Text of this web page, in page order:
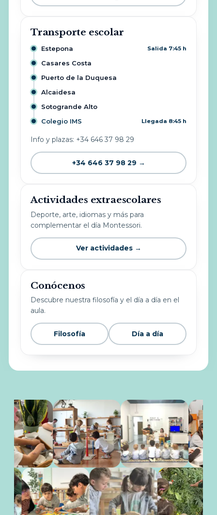
Transporte escolar
Estepona Salida 7:45 h
Casares Costa
Puerto de la Duquesa
Alcaidesa
Sotogrande Alto
Colegio IMS
Llegada 8:45 h
Info y plazas: +34 646 37 98 29
+34 646 37 98 29 →
Actividades extraescolares
Deporte, arte, idiomas y más para
complementar el día Montessori.
Ver actividades →
Conócenos
Descubre nuestra filosofía y el día a día en el
aula.
Filosofía Día a día